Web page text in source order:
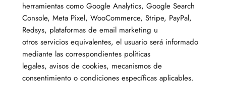
herramientas como Google Analytics, Google Search
Console, Meta Pixel, WooCommerce, Stripe, PayPal,
Redsys, plataformas de email marketing u
otros servicios equivalentes, el usuario será informado
mediante las correspondientes políticas
legales, avisos de cookies, mecanismos de
consentimiento o condiciones específicas aplicables.